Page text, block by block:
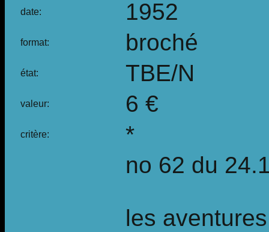
date: 1952
format: broché
état: TBE/N
valeur: 6 €
critère: *
no 62 du
les